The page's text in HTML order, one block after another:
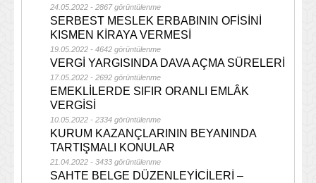
24.05.2022 - 2867 görüntülenme
SERBEST MESLEK ERBABININ OFİSİNİ
KISMEN KİRAYA VERMESİ
19.05.2022 - 4642 görüntülenme
VERGİ YARGISINDA DAVA AÇMA SÜRELERİ
17.05.2022 - 2692 görüntülenme
EMEKLİLERDE SIFIR ORANLI EMLÂK
VERGİSİ
10.05.2022 - 2334 görüntülenme
KURUM KAZANÇLARININ BEYANINDA
TARTIŞMALI KONULAR
21.04.2022 - 3433 görüntülenme
SAHTE BELGE DÜZENLEYİCİLERİ –